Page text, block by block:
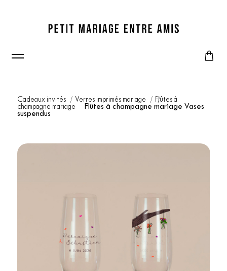
Cadeaux invités Verres imprimés mariage
Flûtes à
champagne mariage
Flûtes à champagne mariage Vases
suspendus